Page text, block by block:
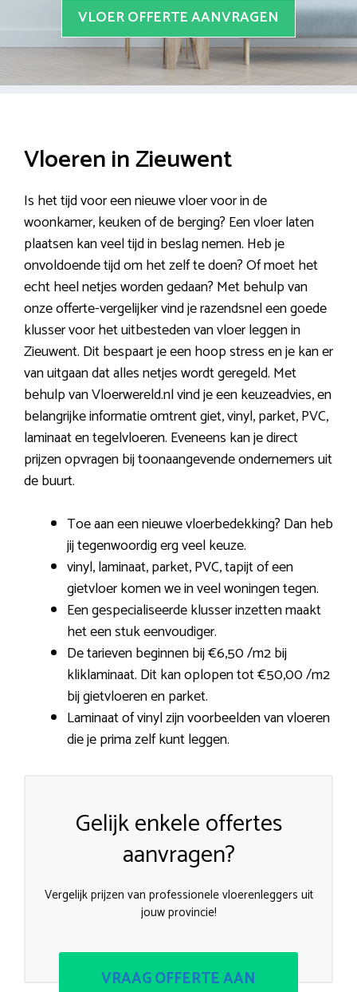
VLOER OFFERTE AANVRAGEN
Vloeren in Zieuwent
Is het tijd voor een nieuwe vloer voor in de
woonkamer, keuken of de berging? Een vloer laten
plaatsen kan veel tijd in beslag nemen. Heb je
onvoldoende tijd om het zelf te doen? Of moet het
echt heel netjes worden gedaan? Met behulp van
onze offerte-vergelijker vind je razendsnel een goede
klusser voor het uitbesteden van vloer leggen in
Zieuwent. Dit bespaart je een hoop stress en je kan er
van uitgaan dat alles netjes wordt geregeld. Met
behulp van Vloerwereld.nl vind je een keuzeadvies, en
belangrijke informatie omtrent giet, vinyl, parket, PVC,
laminaat en tegelvloeren. Eveneens kan je direct
prijzen opvragen bij toonaangevende ondernemers uit
de buurt.
Toe aan een nieuwe vloerbedekking? Dan heb
jij tegenwoordig erg veel keuze.
vinyl, laminaat, parket, PVC, tapijt of een
gietvloer komen we in veel woningen tegen.
Een gespecialiseerde klusser inzetten maakt
het een stuk eenvoudiger.
De tarieven beginnen bij €6,50 /m2 bij
kliklaminaat. Dit kan oplopen tot €50,00 /m2
bij gietvloeren en parket.
Laminaat of vinyl zijn voorbeelden van vloeren
die je prima zelf kunt leggen.
Gelijk enkele offertes
aanvragen?
Vergelijk prijzen van professionele vloerenleggers uit
jouw provincie!
VRAAG OFFERTE AAN